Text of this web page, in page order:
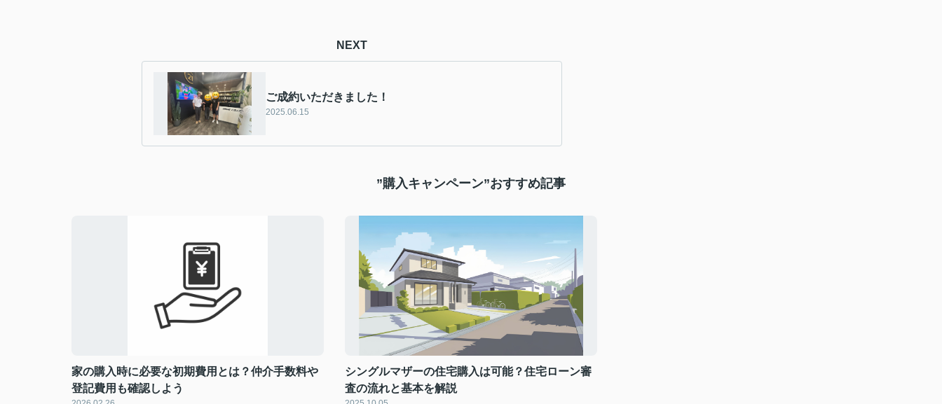
NEXT
ご成約いただきました！
2025.06.15
”購入キャンペーン”おすすめ記事
家の購入時に必要な初期費用とは？仲介手数料や
登記費用も確認しよう
シングルマザーの住宅購入は可能？住宅ローン審
査の流れと基本を解説